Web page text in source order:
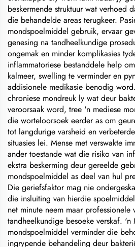
beskermende struktuur wat verhoed
die behandelde areas terugkeer.
mondspoelmiddel gebruik, ervaar
genesing na tandheelkundige
ongemak en minder komplikasies
inflammatoriese bestanddele help
kalmeer, swelling te verminder en
addisionele medikasie benodig
chroniese mondreuk ly wat deur
veroorsaak word, tree 'n mediese
die worteloorsoek eerder as om
tot langdurige varsheid en
situasies lei. Mense met verswakte
ander toestande wat die risiko van
ekstra beskerming deur gereelde
mondspoelmiddel as deel van hul
Die geriefsfaktor mag nie
die insluiting van hierdie
net minute neem maar professionele
tandheelkundige besoeke verskaf. 'n
mondspoelmiddel verminder die
ingrypende behandeling deur